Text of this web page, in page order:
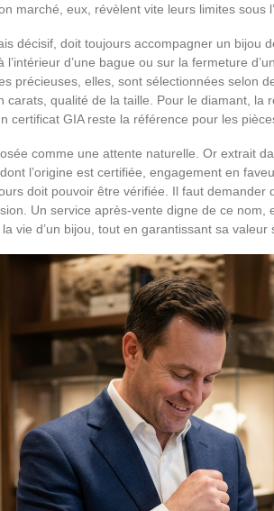
marché, eux, révèlent vite leurs limites sous
décisif, doit toujours accompagner un bijou
d’une bague ou sur la fermeture
précieuses, elles, sont sélectionnées selon
carats, qualité de la taille. Pour le diamant, la
certificat GIA reste la référence pour les
comme une attente naturelle. Or extrait
l’origine est certifiée, engagement en
doit pouvoir être vérifiée. Il faut demander
Un service après-vente digne de ce nom,
vie d’un bijou, tout en garantissant sa valeur